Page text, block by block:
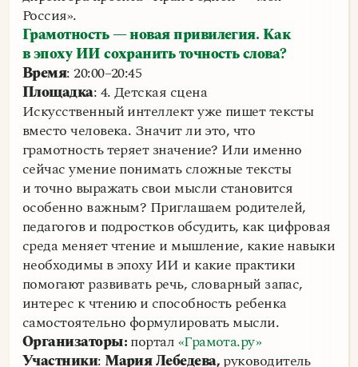
Россия».
Грамотность — новая привилегия. Как
в эпоху ИИ сохранить точность слова?
Время: 20:00–20:45
Площадка: 4. Детская сцена
Искусственный интеллект уже пишет тексты
вместо человека. Значит ли это, что
грамотность теряет значение? Или именно
сейчас умение понимать сложные тексты
и точно выражать свои мысли становится
особенно важным? Приглашаем родителей,
педагогов и подростков обсудить, как цифровая
среда меняет чтение и мышление, какие навыки
необходимы в эпоху ИИ и какие практики
помогают развивать речь, словарный запас,
интерес к чтению и способность ребенка
самостоятельно формулировать мысли.
Организаторы:портал«Грамота.ру»
Участники:Мария Лебедева,руководитель